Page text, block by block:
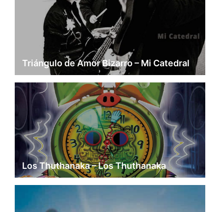
Triángulo de Amor Bizarro – Mi Catedral
Los Thuthanaka – Los Thuthanaka